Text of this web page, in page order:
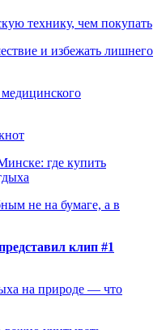
технику, чем покупать
и избежать лишнего
медицинского
где купить
не на бумаге, а в
клип #1
на природе — что